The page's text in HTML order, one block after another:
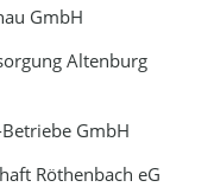
GmbH
Altenburg
GmbH
Röthenbach eG